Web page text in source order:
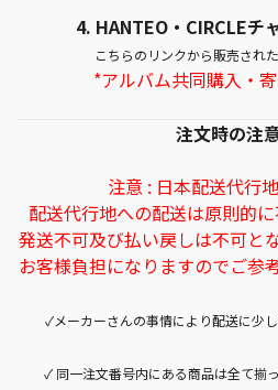
4. HANTEO・CIRCLEチ
こちらのリンクから販売され
*アルバム共同購入・
注文時の注
注意 : 日本配送代行
配送代行地への配送は原則的に
発送不可及び払い戻しは不可と
お客様負担になりますのでご参
✓メーカーさんの事情により配送に少
✓ 同一注文番号内にある商品は全て揃